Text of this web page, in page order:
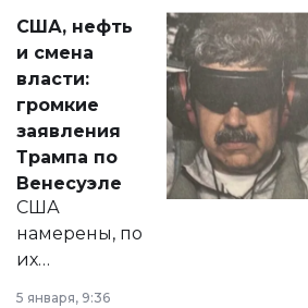
актуальных тем —
от слухов о
политических
реформах до
вопросов армии,
экономики и
личного здоровья.
США, нефть
и смена
власти:
громкие
заявления
Трампа по
Венесуэле
США
намерены, по
их
5 января, 9:36